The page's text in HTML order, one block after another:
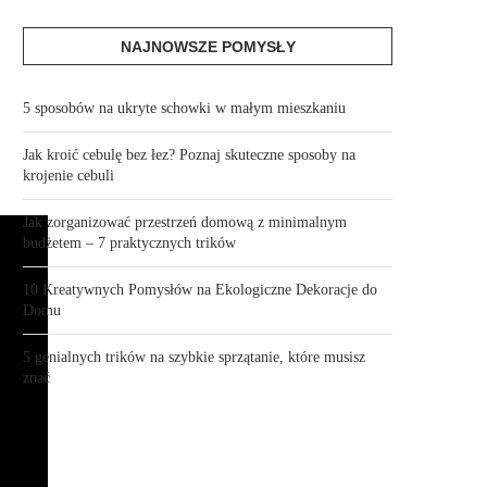
NAJNOWSZE POMYSŁY
5 sposobów na ukryte schowki w małym mieszkaniu
Jak kroić cebulę bez łez? Poznaj skuteczne sposoby na
krojenie cebuli
Jak zorganizować przestrzeń domową z minimalnym
budżetem – 7 praktycznych trików
10 Kreatywnych Pomysłów na Ekologiczne Dekoracje do
Domu
5 genialnych trików na szybkie sprzątanie, które musisz
znać